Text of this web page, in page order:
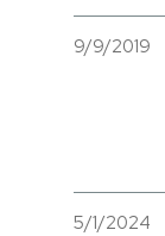
9/9/2019
5/1/2024